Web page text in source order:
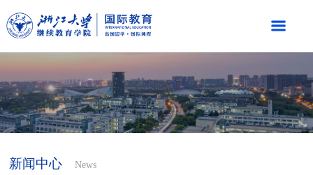
新闻中心 News